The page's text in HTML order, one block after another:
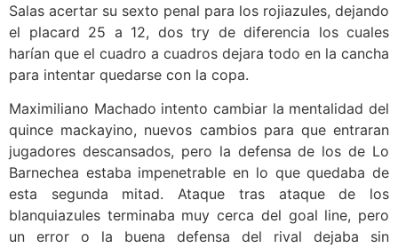
Salas acertar su sexto penal para los rojiazules, dejando
el placard 25 a 12, dos try de diferencia los cuales
harían que el cuadro a cuadros dejara todo en la cancha
para intentar quedarse con la copa.
Maximiliano Machado intento cambiar la mentalidad del
quince mackayino, nuevos cambios para que entraran
jugadores descansados, pero la defensa de los de Lo
Barnechea estaba impenetrable en lo que quedaba de
esta segunda mitad. Ataque tras ataque de los
blanquiazules terminaba muy cerca del goal line, pero
un error o la buena defensa del rival dejaba sin